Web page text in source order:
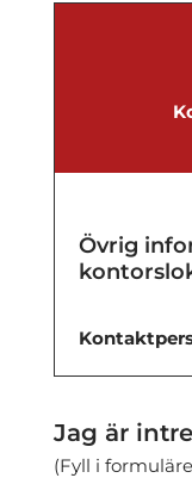
Övrig
Jag är
(Fyll i